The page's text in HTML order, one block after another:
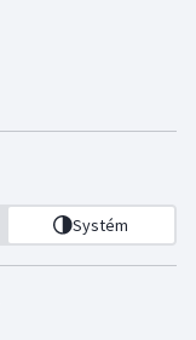
Systém